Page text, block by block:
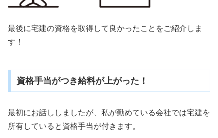
最後に宅建の資格を取得して良かったことをご紹介しま
す！
資格手当がつき給料が上がった！
最初にお話ししましたが、私が勤めている会社では宅建を
所有していると資格手当が付きます。